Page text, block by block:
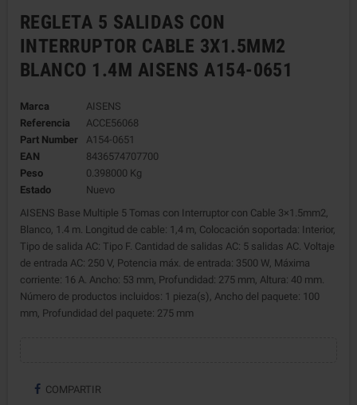
REGLETA 5 SALIDAS CON
INTERRUPTOR CABLE 3X1.5MM2
BLANCO 1.4M AISENS A154-0651
Marca
AISENS
Referencia
ACCE56068
Part Number
A154-0651
EAN
8436574707700
Peso
0.398000 Kg
Estado
Nuevo
AISENS Base Multiple 5 Tomas con Interruptor con Cable 3×1.5mm2,
Blanco, 1.4 m. Longitud de cable: 1,4 m, Colocación soportada: Interior,
Tipo de salida AC: Tipo F. Cantidad de salidas AC: 5 salidas AC. Voltaje
de entrada AC: 250 V, Potencia máx. de entrada: 3500 W, Máxima
corriente: 16 A. Ancho: 53 mm, Profundidad: 275 mm, Altura: 40 mm.
Número de productos incluidos: 1 pieza(s), Ancho del paquete: 100
mm, Profundidad del paquete: 275 mm
COMPARTIR